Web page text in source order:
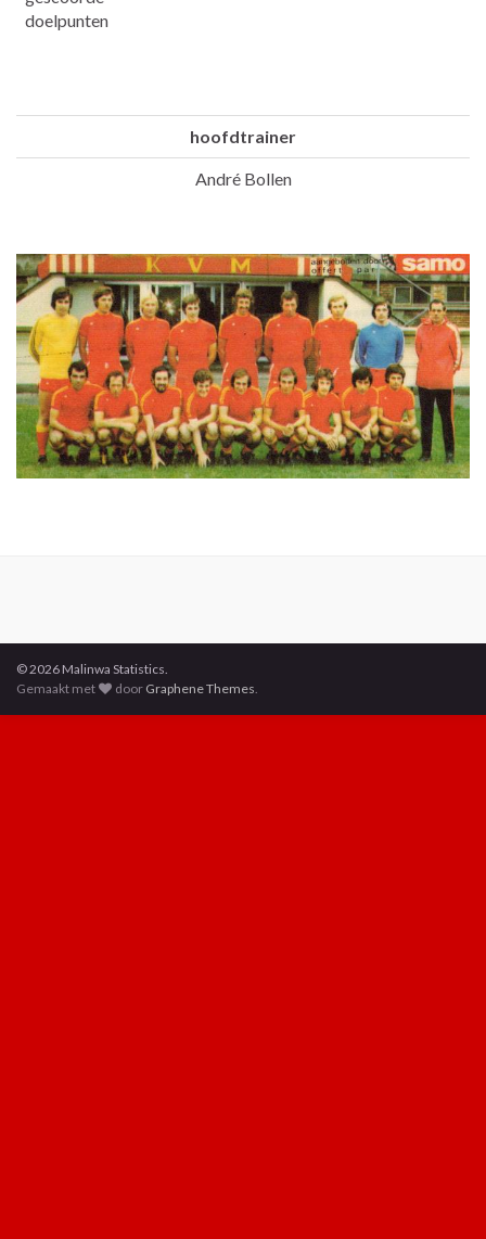
doelpunten
hoofdtrainer
André Bollen
© 2026 Malinwa Statistics.
Gemaakt met
door Graphene Themes